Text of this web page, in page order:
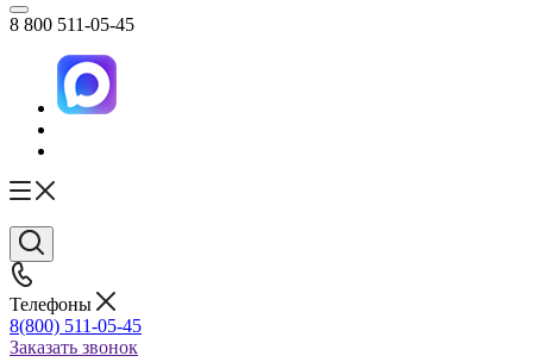
8 800 511-05-45
Телефоны
8(800) 511-05-45
Заказать звонок